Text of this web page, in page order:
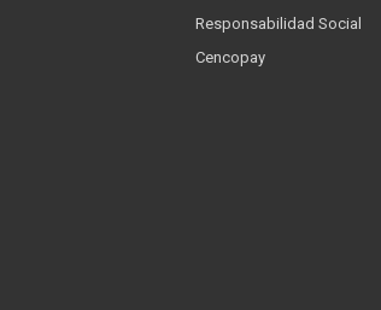
Responsabilidad Social
Cencopay